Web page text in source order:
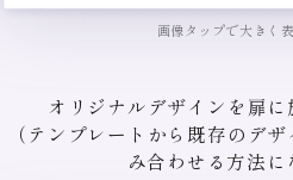
画像タップで大きく
オリジナルデザインを扉に
（テンプレートから既存のデ
み合わせる方法に